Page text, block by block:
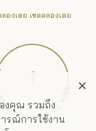
องเตย เขตคลองเตย
งคุณ รวมถึง
รณ์การใช้งาน